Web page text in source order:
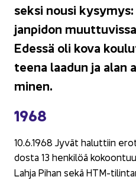
sek­si nousi
jan­pi­don
Edes­sä oli kova
tee­na laa­dun ja
mi­nen.
1968
10.6.1968 Jyvät ha­lut­tiin
dos­ta 13 hen­ki­löä
Lahja Pihan sekä HTM-​